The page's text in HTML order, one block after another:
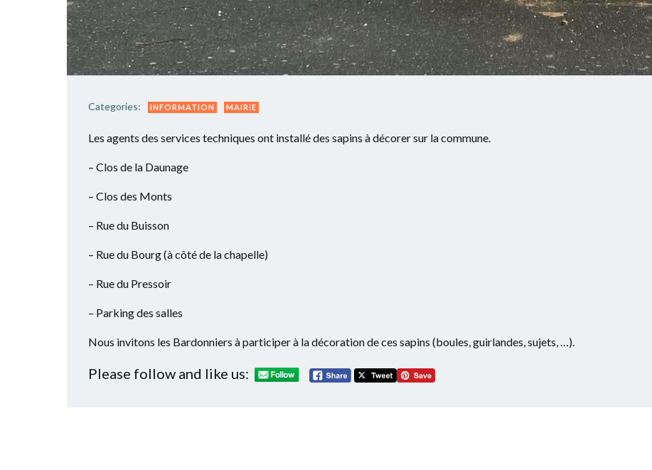
Categories: INFORMATION MAIRIE
Les agents des services techniques ont installé des sapins à décorer sur la commune.
– Clos de la Daunage
– Clos des Monts
– Rue du Buisson
– Rue du Bourg (à côté de la chapelle)
– Rue du Pressoir
– Parking des salles
Nous invitons les Bardonniers à participer à la décoration de ces sapins (boules, guirlandes, sujets, …).
Please follow and like us: